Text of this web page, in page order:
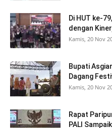
Di HUT ke-
dengan
Kamis, 20 Nov
Bupati
Dagang
Kamis, 20 Nov
Rapat
PALI